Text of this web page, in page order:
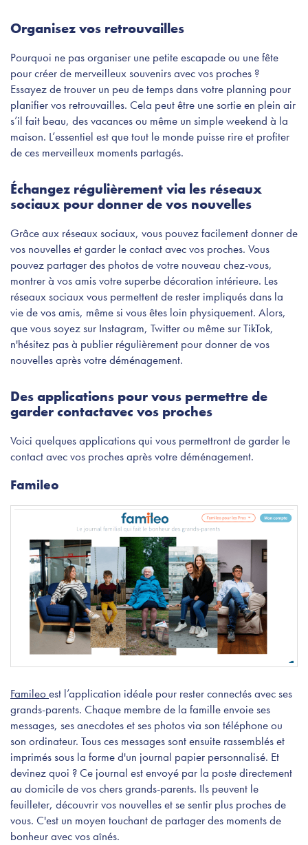
Organisez vos retrouvailles
Pourquoi ne pas organiser une petite escapade ou une fête
pour créer de merveilleux souvenirs avec vos proches ?
Essayez de trouver un peu de temps dans votre planning pour
planifier vos retrouvailles. Cela peut être une sortie en plein air
s’il fait beau, des vacances ou même un simple weekend à la
maison. L’essentiel est que tout le monde puisse rire et profiter
de ces merveilleux moments partagés.
Échangez régulièrement via les réseaux
sociaux pour donner de vos nouvelles
Grâce aux réseaux sociaux, vous pouvez facilement donner de
vos nouvelles et garder le contact avec vos proches. Vous
pouvez partager des photos de votre nouveau chez-vous,
montrer à vos amis votre superbe décoration intérieure. Les
réseaux sociaux vous permettent de rester impliqués dans la
vie de vos amis, même si vous êtes loin physiquement. Alors,
que vous soyez sur Instagram, Twitter ou même sur TikTok,
n'hésitez pas à publier régulièrement pour donner de vos
nouvelles après votre déménagement.
Des applications pour vous permettre de
garder contactavec vos proches
Voici quelques applications qui vous permettront de garder le
contact avec vos proches après votre déménagement.
Famileo
Famileoest l’application idéale pour rester connectés avec ses
grands-parents. Chaque membre de la famille envoie ses
messages, ses anecdotes et ses photos via son téléphone ou
son ordinateur. Tous ces messages sont ensuite rassemblés et
imprimés sous la forme d'un journal papier personnalisé. Et
devinez quoi ? Ce journal est envoyé par la poste directement
au domicile de vos chers grands-parents. Ils peuvent le
feuilleter, découvrir vos nouvelles et se sentir plus proches de
vous. C'est un moyen touchant de partager des moments de
bonheur avec vos aînés.